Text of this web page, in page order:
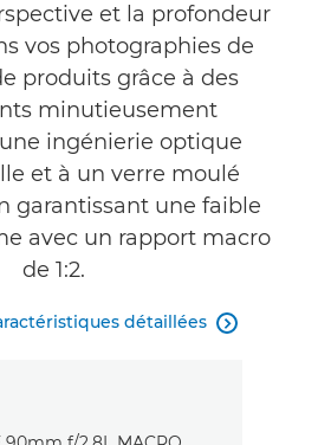
et la profondeur
vos photographies de
produits grâce à des
minutieusement
ingénierie optique
et à un verre moulé
garantissant une faible
avec un rapport macro
de 1:2.
détaillées 